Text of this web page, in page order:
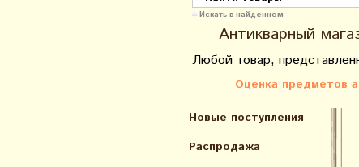
Искать в найденном
Антикварный
Любой товар,
Оценка предметов
Новые поступления
Распродажа